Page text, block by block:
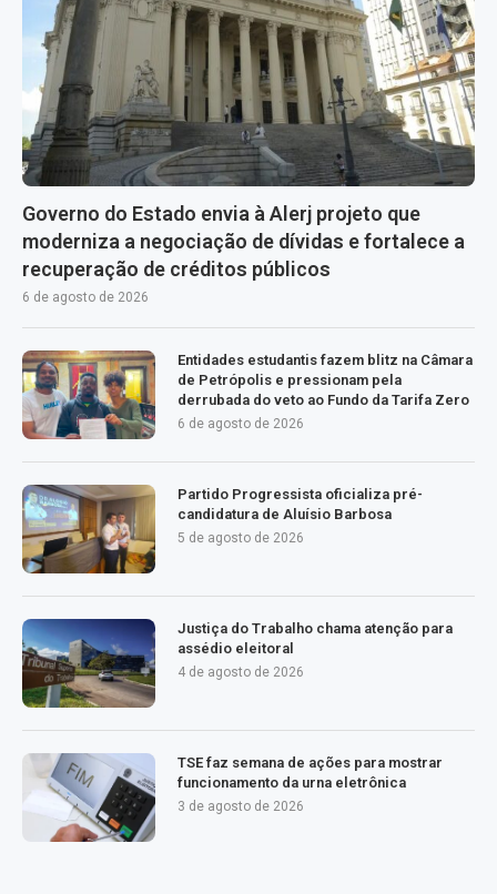
Governo do Estado envia à Alerj projeto que
moderniza a negociação de dívidas e fortalece a
recuperação de créditos públicos
6 de agosto de 2026
Entidades estudantis fazem blitz na Câmara
de Petrópolis e pressionam pela
derrubada do veto ao Fundo da Tarifa Zero
6 de agosto de 2026
Partido Progressista oficializa pré-
candidatura de Aluísio Barbosa
5 de agosto de 2026
Justiça do Trabalho chama atenção para
assédio eleitoral
4 de agosto de 2026
TSE faz semana de ações para mostrar
funcionamento da urna eletrônica
3 de agosto de 2026